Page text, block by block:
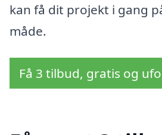
kan få dit projekt i gang
måde.
Få 3 tilbud, gratis og